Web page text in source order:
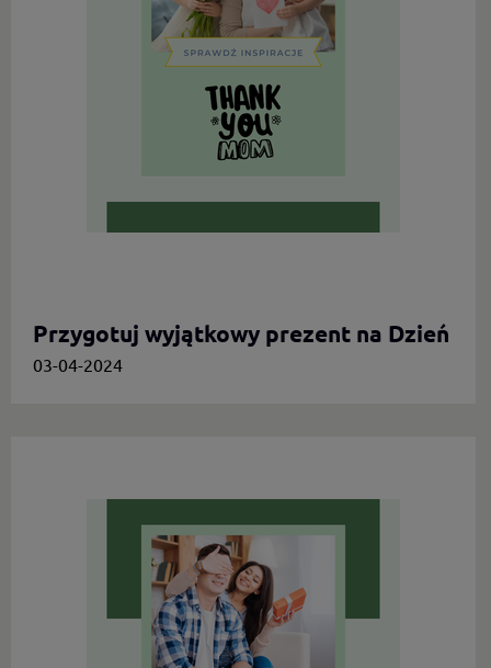
Przygotuj wyjątkowy prezent na Dzień
Mamy.
03-04-2024